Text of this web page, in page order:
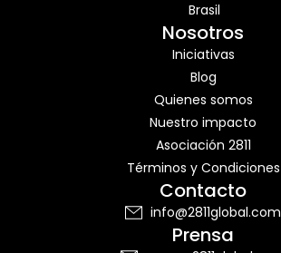
Brasil
Nosotros
Iniciativas
Blog
Quienes somos
Nuestro impacto
Asociación 2811
Términos y Condiciones
Contacto
info@2811global.com
Prensa